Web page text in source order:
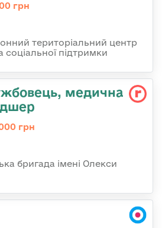
грн
територіальний центр
підтримки
медична
грн
бригада імені Олекси